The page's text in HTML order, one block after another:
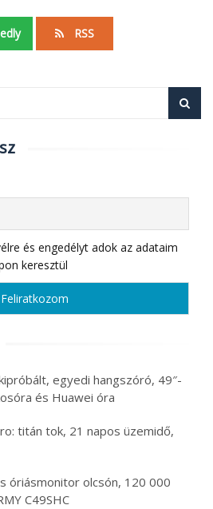
RSS
és engedélyt adok az adataim
keresztül
egyedi hangszóró, 49″-
és Huawei óra
titán tok, 21 napos üzemidő,
óriásmonitor olcsón, 120 000
C49SHC